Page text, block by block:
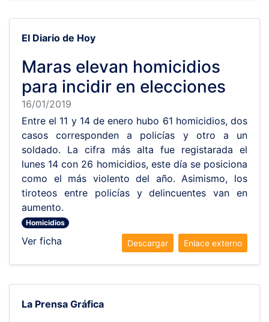
El Diario de Hoy
Maras elevan homicidios
para incidir en elecciones
16/01/2019
Entre el 11 y 14 de enero hubo 61 homicidios, dos
casos corresponden a policías y otro a un
soldado. La cifra más alta fue registarada el
lunes 14 con 26 homicidios, este día se posiciona
como el más violento del año. Asimismo, los
tiroteos entre policías y delincuentes van en
aumento.
Homicidios
Ver ficha Enlace externo
Descargar
La Prensa Gráfica